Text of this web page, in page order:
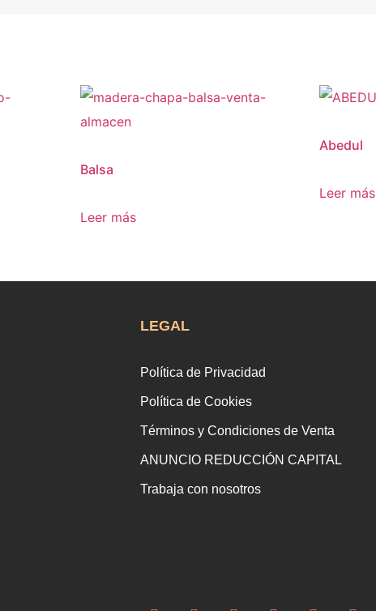
Balsa
Leer más
Abedul
Leer más
LEGAL
Política de Privacidad
Política de Cookies
Términos y Condiciones de Venta
ANUNCIO REDUCCIÓN CAPITAL
Trabaja con nosotros